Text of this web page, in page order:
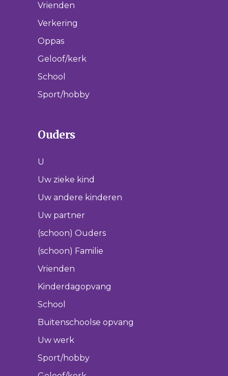
Vrienden
Verkering
Oppas
Geloof/kerk
School
Sport/hobby
Ouders
U
Uw zieke kind
Uw andere kinderen
Uw partner
(schoon) Ouders
(schoon) Familie
Vrienden
Kinderdagopvang
School
Buitenschoolse opvang
Uw werk
Sport/hobby